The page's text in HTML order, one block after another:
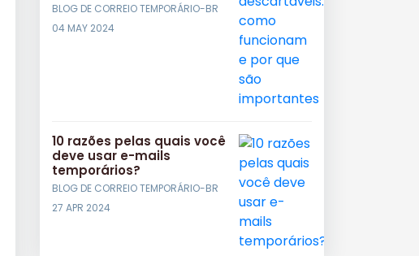
BLOG DE CORREIO TEMPORÁRIO-BR
04 MAY 2024
10 razões pelas quais você
deve usar e-mails
temporários?
BLOG DE CORREIO TEMPORÁRIO-BR
27 APR 2024